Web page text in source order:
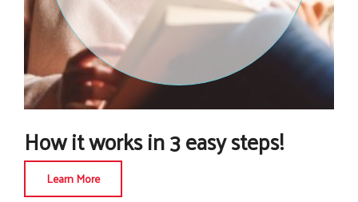
How it works in 3 easy steps!
Learn More